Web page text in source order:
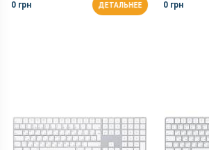
0 грн ДЕТАЛЬНЕЕ 0 грн